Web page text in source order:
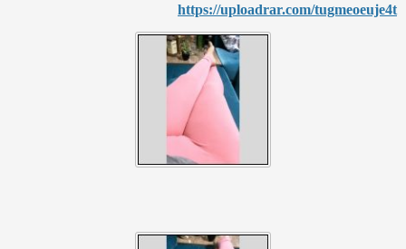
https://uploadrar.com/tugmeoeuje4t